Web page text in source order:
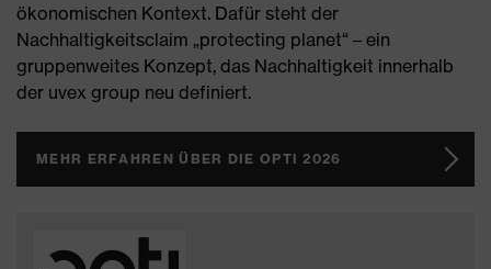
ökonomischen Kontext. Dafür steht der
Nachhaltigkeitsclaim „protecting planet“ – ein
gruppenweites Konzept, das Nachhaltigkeit innerhalb
der uvex group neu definiert.
MEHR ERFAHREN ÜBER DIE OPTI 2026